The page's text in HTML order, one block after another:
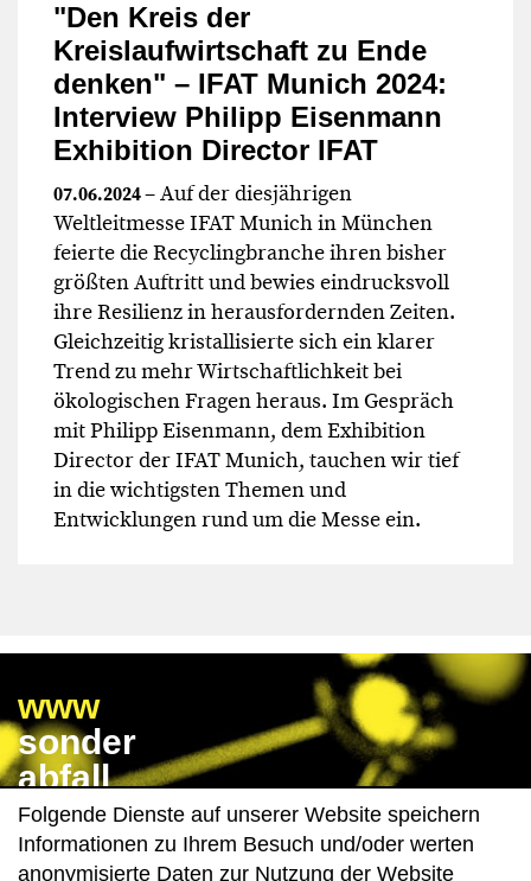
"Den Kreis der
Kreislaufwirtschaft zu Ende
denken" – IFAT Munich 2024:
Interview Philipp Eisenmann
Exhibition Director IFAT
07.06.2024– Auf der diesjährigen
Weltleitmesse IFAT Munich in München
feierte die Recyclingbranche ihren bisher
größten Auftritt und bewies eindrucksvoll
ihre Resilienz in herausfordernden Zeiten.
Gleichzeitig kristallisierte sich ein klarer
Trend zu mehr Wirtschaftlichkeit bei
ökologischen Fragen heraus. Im Gespräch
mit Philipp Eisenmann, dem Exhibition
Director der IFAT Munich, tauchen wir tief
in die wichtigsten Themen und
Entwicklungen rund um die Messe ein.
www
sonder
abfall
wissen
de
Folgende Dienste auf unserer Website speichern
Informationen zu Ihrem Besuch und/oder werten
anonymisierte Daten zur Nutzung der Website